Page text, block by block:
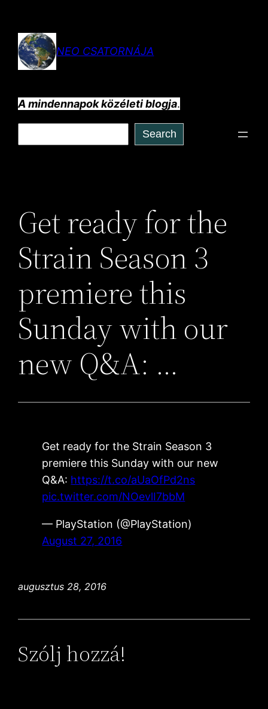
tartalomhozNEO CSATORNÁJA
A mindennapok közéleti blogja.
Search
Get ready for the
Strain Season 3
premiere this
Sunday with our
new Q&A: …
Get ready for the Strain Season 3
premiere this Sunday with our new
Q&A: https://t.co/aUaOfPd2ns
pic.twitter.com/NOevlI7bbM
— PlayStation (@PlayStation)
August 27, 2016
augusztus 28, 2016
Szólj hozzá!